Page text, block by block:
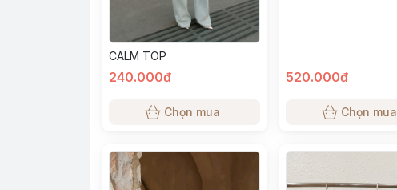
CALM TOP
240.000đ
Chọn mua
520.000đ
Chọn mua